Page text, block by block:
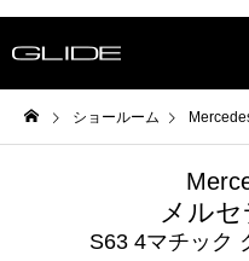
ショールーム
メル
S63 4マチック